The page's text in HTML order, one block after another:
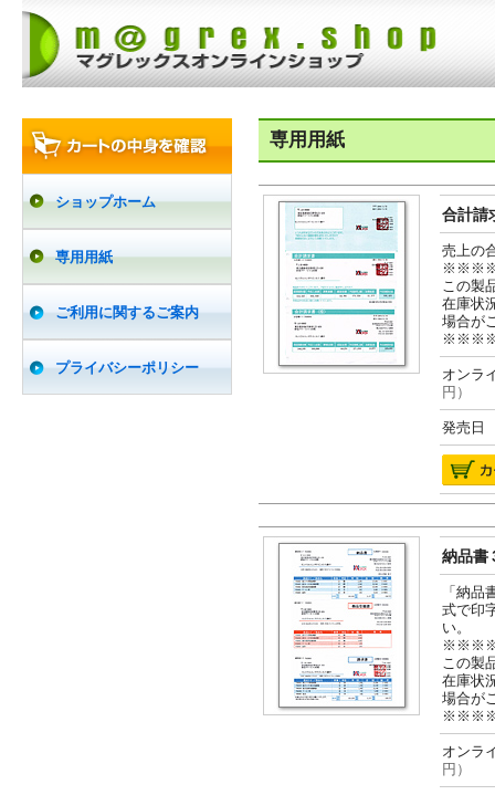
ショップホーム
専用用紙
ご利用に関するご案内
プライバシーポリシー
専用用紙
合計請
売上の
この製
在庫状
場合が
オン
円）
発売日
納品書
「納
式で印
い。
この製
在庫状
場合が
オン
円）